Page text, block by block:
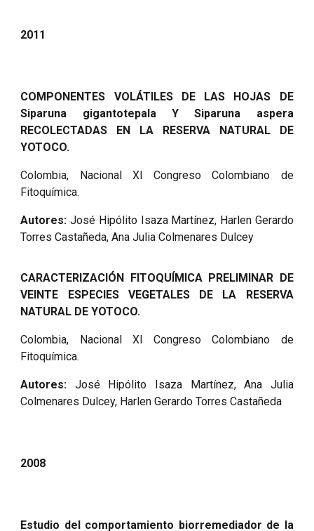
2011
COMPONENTES VOLÁTILES DE LAS HOJAS DE
Siparuna gigantotepala Y Siparuna aspera
RECOLECTADAS EN LA RESERVA NATURAL DE
YOTOCO.
Colombia, Nacional XI Congreso Colombiano de
Fitoquímica.
Autores: José Hipólito Isaza Martínez, Harlen Gerardo
Torres Castañeda, Ana Julia Colmenares Dulcey
CARACTERIZACIÓN FITOQUÍMICA PRELIMINAR DE
VEINTE ESPECIES VEGETALES DE LA RESERVA
NATURAL DE YOTOCO.
Colombia, Nacional XI Congreso Colombiano de
Fitoquímica.
Autores: José Hipólito Isaza Martínez, Ana Julia
Colmenares Dulcey, Harlen Gerardo Torres Castañeda
2008
Estudio del comportamiento biorremediador de la